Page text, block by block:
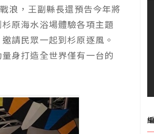
浪，王副縣長還預告今年將
原海水浴場體驗各項主題
請民眾一起到杉原逐風。
身打造全世界僅有一台的